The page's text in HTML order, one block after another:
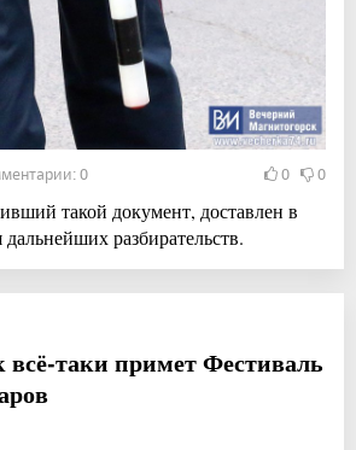
0 0 0
такой документ, доставлен в
разбирательств.
всё-таки примет Фестиваль